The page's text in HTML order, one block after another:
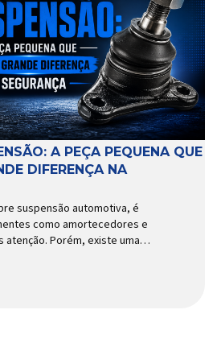
A PEÇA PEQUENA QUE
DIFERENÇA NA
suspensão automotiva, é
como amortecedores e
atenção. Porém, existe uma